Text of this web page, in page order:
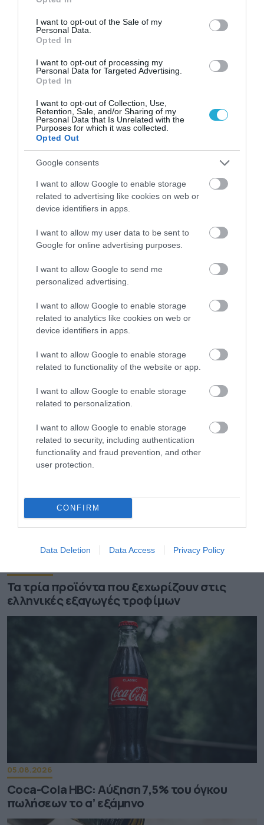
use your data for below specified purposes in below Google
consent section.
I want to opt-out of the Sale of my
Personal Data.
Opted In
I want to opt-out of processing my
Personal Data for Targeted Advertising.
Opted In
I want to opt-out of Collection, Use,
Retention, Sale, and/or Sharing of my
Personal Data that Is Unrelated with the
Purposes for which it was collected.
Opted Out
Google consents
I want to allow Google to enable storage
related to advertising like cookies on web or
device identifiers in apps.
I want to allow my user data to be sent to
Google for online advertising purposes.
I want to allow Google to send me
personalized advertising.
I want to allow Google to enable storage
related to analytics like cookies on web or
device identifiers in apps.
I want to allow Google to enable storage
related to functionality of the website or app.
I want to allow Google to enable storage
related to personalization.
I want to allow Google to enable storage
related to security, including authentication
functionality and fraud prevention, and other
user protection.
CONFIRM
Data Deletion Data Access Privacy Policy
07.08.2026
Πώς αμείβονται όσοι εργαστούν τον
Δεκαπενταύγουστο
06.08.2026
ΕΒΕΠ: Συνάντηση συνεργασίας με τον Τάκη
Θεοδωρικάκο ενόψει ΔΕΘ
Τα τρία προϊόντα που ξεχωρίζουν στις
ελληνικές εξαγωγές τροφίμων
05.08.2026
Coca-Cola HBC: Aύξηση 7,5% του όγκου
πωλήσεων το α’ εξάμηνο